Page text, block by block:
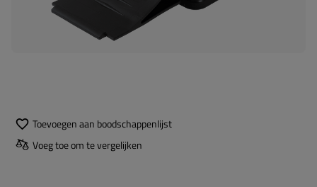
Toevoegen aan boodschappenlijst
Voeg toe om te vergelijken